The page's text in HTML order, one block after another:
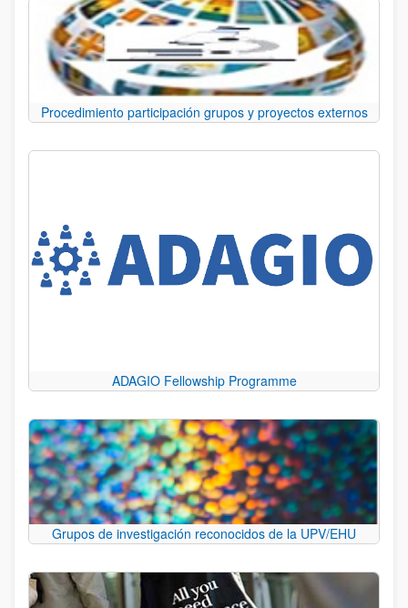
Procedimiento participación grupos y proyectos externos
ADAGIO Fellowship Programme
Grupos de investigación reconocidos de la UPV/EHU